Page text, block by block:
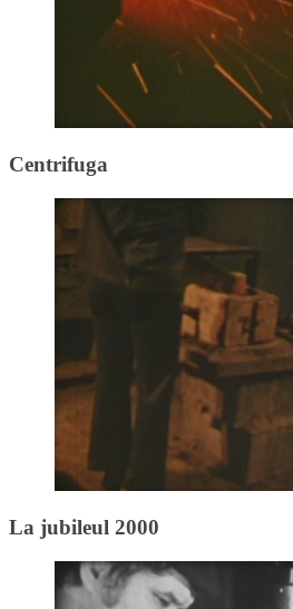
Centrifuga
La jubileul 2000